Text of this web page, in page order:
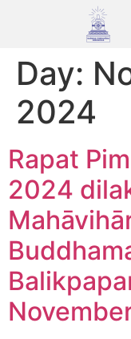
Day:
2024
Rapat
2024